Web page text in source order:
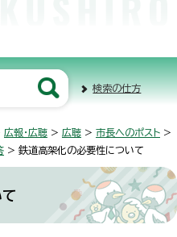
検索の仕方
広報・広聴 > 広聴 > 市長へのポスト >
> 鉄道高架化の必要性について